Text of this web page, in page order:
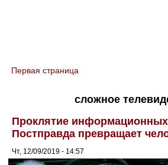
You are here
Первая страница
сложное
Проклятие информационных
Постправда превращает
Чт, 12/09/2019 - 14:57